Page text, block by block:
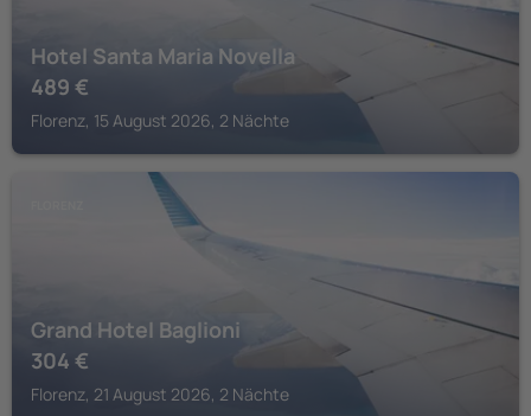
Hotel Santa Maria Novella
489 €
Florenz, 15 August 2026, 2 Nächte
Grand Hotel Baglioni
304 €
Florenz, 21 August 2026, 2 Nächte